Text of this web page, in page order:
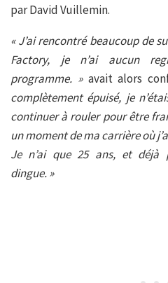
par David Vuillemin.
« J’ai rencontré beaucoup de
Factory, je n’ai aucun
programme. »avait alors
complètement épuisé, je
continuer à rouler pour être
un moment de ma carrière où
Je n’ai que 25 ans, et déjà
dingue. »